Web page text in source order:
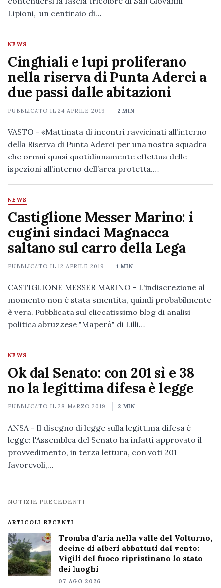
Lipioni, un centinaio di…
NEWS
Cinghiali e lupi proliferano
nella riserva di Punta Aderci a
due passi dalle abitazioni
PUBBLICATO IL24 APRILE 2019 2 MIN
VASTO - «Mattinata di incontri ravvicinati all’interno
della Riserva di Punta Aderci per una nostra squadra
che ormai quasi quotidianamente effettua delle
ispezioni all’interno dell’area protetta.…
NEWS
Castiglione Messer Marino: i
cugini sindaci Magnacca
saltano sul carro della Lega
PUBBLICATO IL12 APRILE 2019 1 MIN
CASTIGLIONE MESSER MARINO - L'indiscrezione al
momento non è stata smentita, quindi probabilmente
è vera. Pubblicata sul cliccatissimo blog di analisi
politica abruzzese "Maperò" di Lilli…
NEWS
Ok dal Senato: con 201 sì e 38
no la legittima difesa è legge
PUBBLICATO IL28 MARZO 2019 2 MIN
ANSA - Il disegno di legge sulla legittima difesa è
legge: l'Assemblea del Senato ha infatti approvato il
provvedimento, in terza lettura, con voti 201
favorevoli,…
Navigazione
notizie
NOTIZIE PRECEDENTI
ARTICOLI RECENTI
Tromba d’aria nella valle del Volturno,
decine di alberi abbattuti dal vento:
Vigili del fuoco ripristinano lo stato
dei luoghi
07 AGO 2026